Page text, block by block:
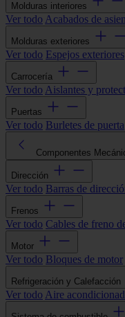
Molduras interiores
Ver todo Acabados de
Molduras exteriores
Ver todo Espejos exteriores
Carrocería
Ver todo Aislantes y
Puertas
Ver todo Burletes de puerta
Componentes
Dirección
Ver todo Barras de
Frenos
Ver todo Cables de freno
Motor
Ver todo Bloques de motor
Refrigeración y Calefacción
Ver todo Aire